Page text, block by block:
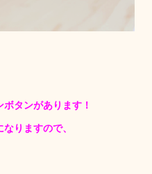
タンがあります！
りますので、